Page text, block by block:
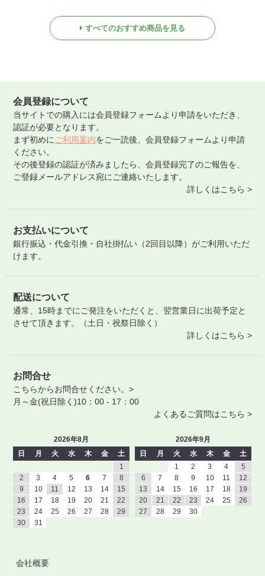
すべてのおすすめ商品を見る
会員登録について
当サイトでの購入には会員登録フォームより申請をいただき、
認証が必要となります。
まず初めに ご利用案内をご一読後、会員登録フォームより申請
ください。
その後登録の認証が済みましたら、会員登録完了のご報告を、
ご登録メールアドレス宛にご連絡いたします。
詳しくはこちら >
お支払いについて
銀行振込・代金引換・自社掛払い（2回目以降）がご利用いただ
けます。
配送について
通常、15時までにご発注をいただくと、翌営業日に出荷予定と
させて頂きます。（土日・祝祭日除く）
詳しくはこちら >
お問合せ
こちらからお問合せください。>
月～金(祝日除く)10：00 - 17：00
よくあるご質問はこちら >
2026年8月
日
月 火 水 木 金
土
1
2
3 4 5 6 7
8
9
10 11 12 13 14
15
16
17 18 19 20 21
22
23
24 25 26 27 28
29
30
31
2026年9月
日
月 火 水 木 金
土
1
2 3 4
5
6
7 8 9 10 11
12
13
14 15 16 17 18
19
20
21 22 23 24 25
26
27
28 29 30
会社概要